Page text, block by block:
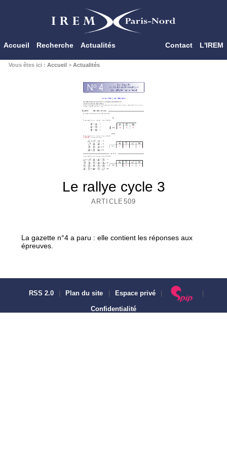
Accueil Recherche Actualités Contact L'IREM
Vous êtes ici : Accueil> Actualités
Le rallye cycle 3
ARTICLE509
La gazette n°4 a paru : elle contient les réponses aux
épreuves.
RSS 2.0 Plan du site Espace privé
Confidentialité